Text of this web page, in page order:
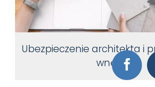
Ubezpieczenie architekta i
wnętrz